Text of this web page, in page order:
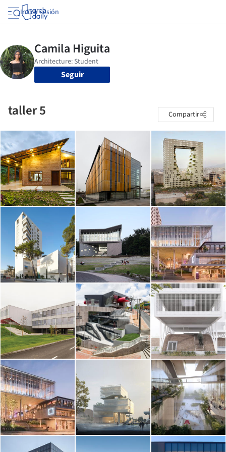
Iniciar sesión
Seguir
taller 5 Compartir